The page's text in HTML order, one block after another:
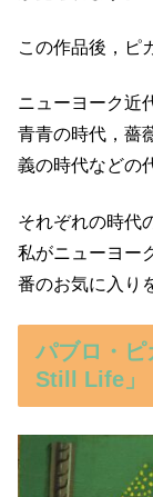
この作品後，ピ
ニューヨーク近
青青の時代，薔
義の時代などの
それぞれの時代
私がニューヨー
番のお気に入り
パブロ・
Still Life」